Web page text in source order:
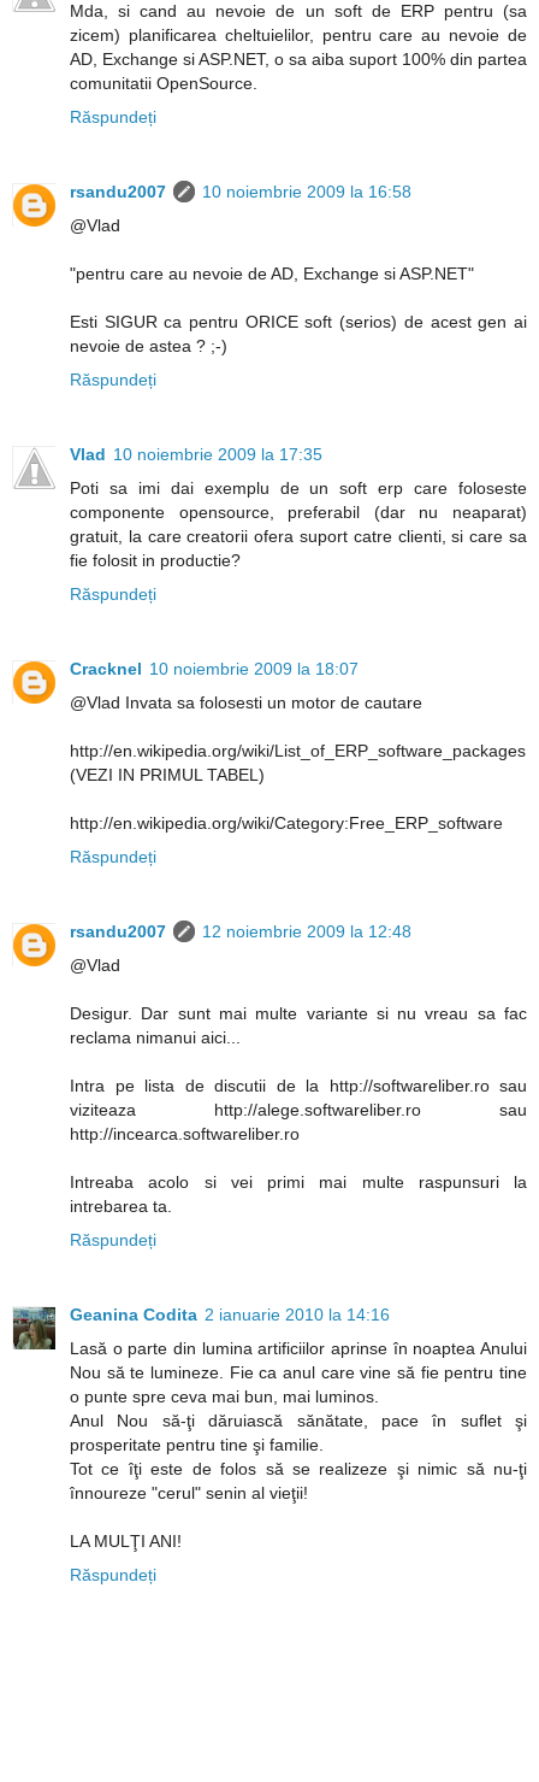
Mda, si cand au nevoie de un soft de ERP pentru (sa
zicem) planificarea cheltuielilor, pentru care au nevoie de
AD, Exchange si ASP.NET, o sa aiba suport 100% din partea
comunitatii OpenSource.
Răspundeți
rsandu2007
10 noiembrie 2009 la 16:58
@Vlad
"pentru care au nevoie de AD, Exchange si ASP.NET"
Esti SIGUR ca pentru ORICE soft (serios) de acest gen ai
nevoie de astea ? ;-)
Răspundeți
Vlad 10 noiembrie 2009 la 17:35
Poti sa imi dai exemplu de un soft erp care foloseste
componente opensource, preferabil (dar nu neaparat)
gratuit, la care creatorii ofera suport catre clienti, si care sa
fie folosit in productie?
Răspundeți
Cracknel 10 noiembrie 2009 la 18:07
@Vlad Invata sa folosesti un motor de cautare
http://en.wikipedia.org/wiki/List_of_ERP_software_packages
(VEZI IN PRIMUL TABEL)
http://en.wikipedia.org/wiki/Category:Free_ERP_software
Răspundeți
rsandu2007
12 noiembrie 2009 la 12:48
@Vlad
Desigur. Dar sunt mai multe variante si nu vreau sa fac
reclama nimanui aici...
Intra pe lista de discutii de la http://softwareliber.ro sau
viziteaza http://alege.softwareliber.ro sau
http://incearca.softwareliber.ro
Intreaba acolo si vei primi mai multe raspunsuri la
intrebarea ta.
Răspundeți
Geanina Codita 2 ianuarie 2010 la 14:16
Lasă o parte din lumina artificiilor aprinse în noaptea Anului
Nou să te lumineze. Fie ca anul care vine să fie pentru tine
o punte spre ceva mai bun, mai luminos.
Anul Nou să-ţi dăruiască sănătate, pace în suflet şi
prosperitate pentru tine şi familie.
Tot ce îţi este de folos să se realizeze şi nimic să nu-ţi
înnoureze "cerul" senin al vieţii!
LA MULŢI ANI!
Răspundeți